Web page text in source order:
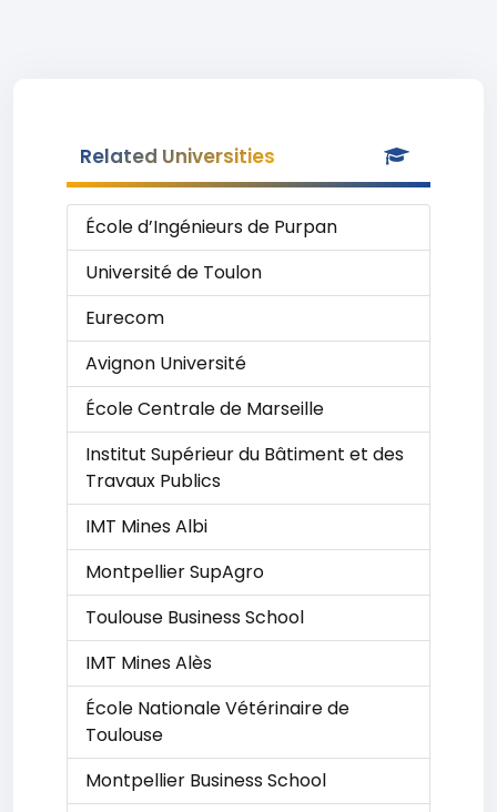
Related Universities
École d’Ingénieurs de Purpan
Université de Toulon
Eurecom
Avignon Université
École Centrale de Marseille
Institut Supérieur du Bâtiment et des
Travaux Publics
IMT Mines Albi
Montpellier SupAgro
Toulouse Business School
IMT Mines Alès
École Nationale Vétérinaire de
Toulouse
Montpellier Business School